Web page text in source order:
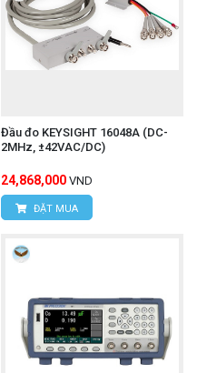
Đầu đo KEYSIGHT 16048A (DC-
2MHz, ±42VAC/DC)
24,868,000 VND
ĐẶT MUA